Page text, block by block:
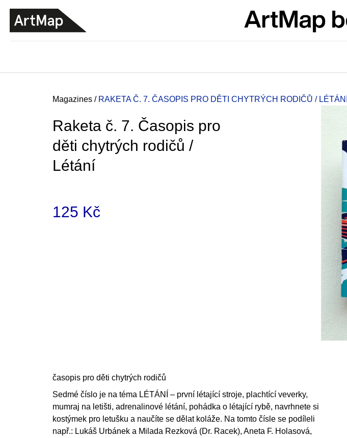
Home
Magazines / RAKETA Č. 7. ČASOPIS PRO DĚTI CHYTRÝCH RODIČŮ / LÉTÁNÍ
Raketa č. 7. Časopis pro
děti chytrých rodičů /
Létání
125 Kč
časopis pro děti chytrých rodičů
Sedmé číslo je na téma LÉTÁNÍ – první létající stroje, plachtící veverky,
mumraj na letišti, adrenalinové létání, pohádka o létající rybě, navrhnete si
kostýmek pro letušku a naučíte se dělat koláže. Na tomto čísle se podíleli
např.: Lukáš Urbánek a Milada Rezková (Dr. Racek), Aneta F. Holasová,
BACK
SHOPPING
BACK
SHOPPING
ARTMAT KRABIČKA